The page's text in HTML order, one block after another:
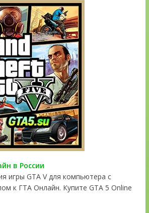
в России
игры GTA V для компьютера с
к ГТА Онлайн. Купите GTA 5 Online